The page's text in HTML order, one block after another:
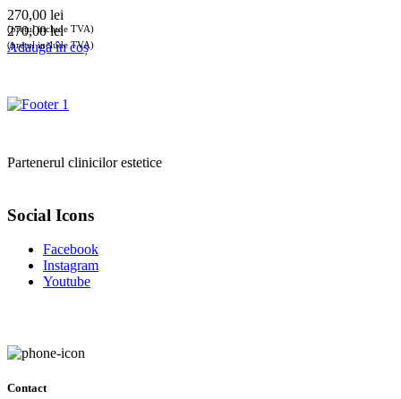
270,00 lei
(prețul include TVA)
270,00lei
(prețul include TVA)
Adaugă în coș
Partenerul clinicilor estetice
Social Icons
Facebook
Instagram
Youtube
Contact